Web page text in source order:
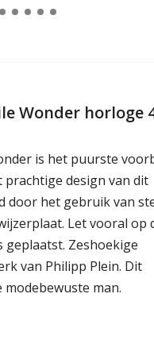
Wonder horloge
is het puurste
prachtige design van dit
door het gebruik van
Let vooral op
geplaatst. Zeshoekige
van Philipp Plein. Dit
man.